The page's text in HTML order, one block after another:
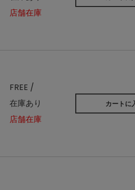
店舗在庫
FREE /
在庫あり
店舗在庫
カートに